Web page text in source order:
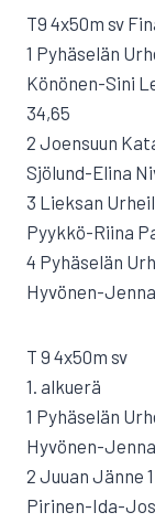
T9 4x50m sv
1 Pyhäselän
Könönen-Sini
34,65
2 Joensuun
Sjölund-Elina
3 Lieksan
Pyykkö-Riina
4 Pyhäselän
Hyvönen-
T 9 4x50m sv
1. alkuerä
1 Pyhäselän
Hyvönen-
2 Juuan Jänne
Pirinen-Ida-